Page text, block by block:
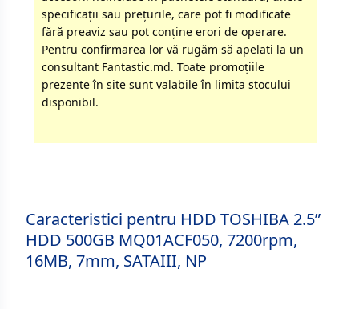
specificaţii sau preţurile, care pot fi modificate
fără preaviz sau pot conţine erori de operare.
Pentru confirmarea lor vă rugăm să apelati la un
consultant Fantastic.md. Toate promoţiile
prezente în site sunt valabile în limita stocului
disponibil.
Caracteristici pentru HDD TOSHIBA 2.5”
HDD 500GB MQ01ACF050, 7200rpm,
16MB, 7mm, SATAIII, NP